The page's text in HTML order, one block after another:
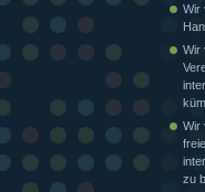
Wir
Wir
Wir
zu